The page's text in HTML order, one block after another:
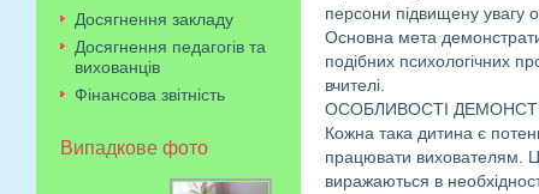
персони підвищену увагу
Основна мета
подібних психологічних
вчителі.
ОСОБЛИВОСТІ
Кожна така дитина є
працювати вихователям.
виражаються в
Досягнення закладу
Досягнення педагогів та
вихованців
Фінансова звітність
Випадкове фото